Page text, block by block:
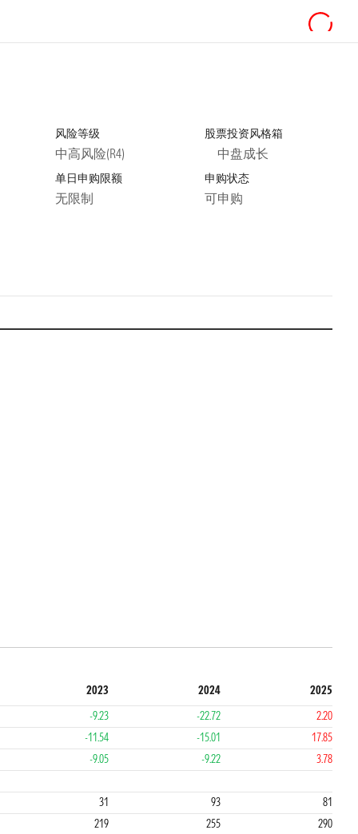
风险等级
中高风险(R4)
股票投资风格箱
中盘成长
单日申购限额
无限制
申购状态
可申购
2023 2024
2025
-9.23 -22.72
2.20
-11.54 -15.01
17.85
-9.05 -9.22
3.78
4 4
31 93
81
219 255 290